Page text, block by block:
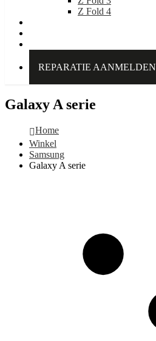
Z Fold 4
REPARATIE AANMELDEN
Galaxy A serie
Home
Winkel
Samsung
Galaxy A serie